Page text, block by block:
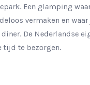
Een glamping
vermaken en waar
De Nederlandse
tijd te bezorgen.